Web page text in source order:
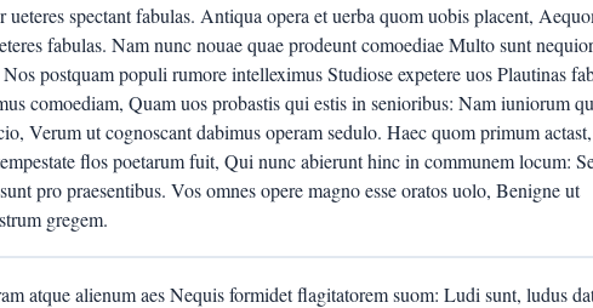
spectant fabulas. Antiqua opera et uerba quom uobis placent,
fabulas. Nam nunc nouae quae prodeunt comoediae Multo sunt
postquam populi rumore intelleximus Studiose expetere uos Plautinas
comoediam, Quam uos probastis qui estis in senioribus: Nam iuniorum
Verum ut cognoscant dabimus operam sedulo. Haec quom primum
flos poetarum fuit, Qui nunc abierunt hinc in communem locum:
pro praesentibus. Vos omnes opere magno esse oratos uolo, Benigne ut
gregem.
atque alienum aes Nequis formidet flagitatorem suom: Ludi sunt, ludus